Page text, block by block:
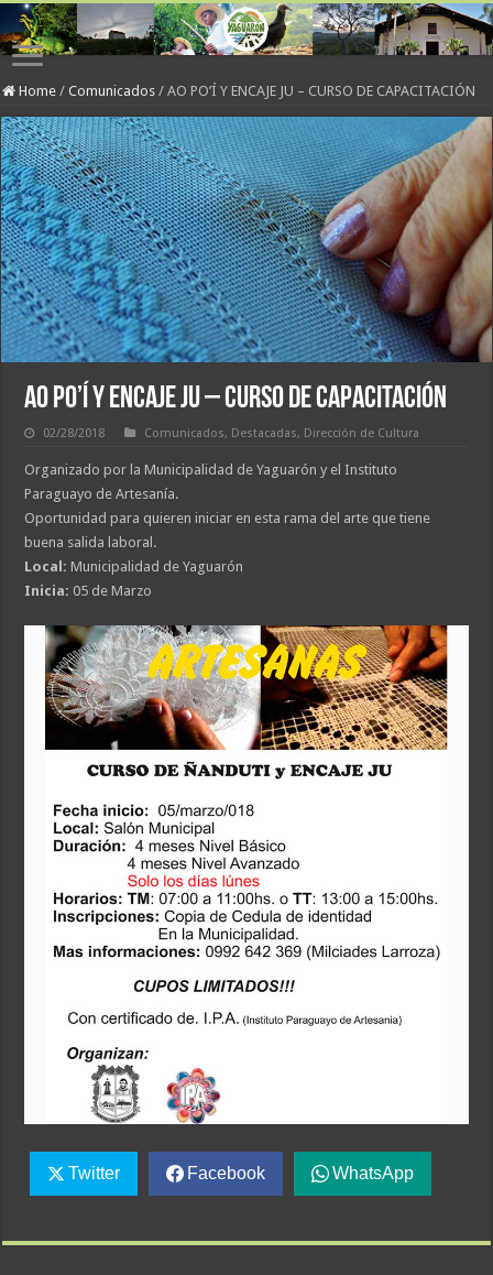
Home / Comunicados / AO PO’Í Y ENCAJE JU – CURSO DE CAPACITACIÓN
AO PO’Í Y ENCAJE JU – CURSO DE CAPACITACIÓN
02/28/2018 Comunicados, Destacadas, Dirección de Cultura
Organizado por la Municipalidad de Yaguarón y el Instituto
Paraguayo de Artesanía.
Oportunidad para quieren iniciar en esta rama del arte que tiene
buena salida laboral.
Local: Municipalidad de Yaguarón
Inicia: 05 de Marzo
Twitter Facebook WhatsApp